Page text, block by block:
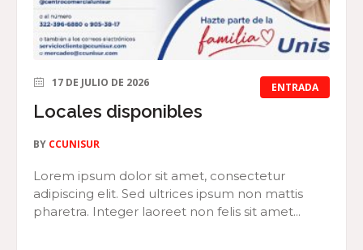
ENTRADA
17 DE JULIO DE 2026
Locales disponibles
BY CCUNISUR
Lorem ipsum dolor sit amet, consectetur
adipiscing elit. Sed ultrices ipsum non mattis
pharetra. Integer laoreet non felis sit amet...